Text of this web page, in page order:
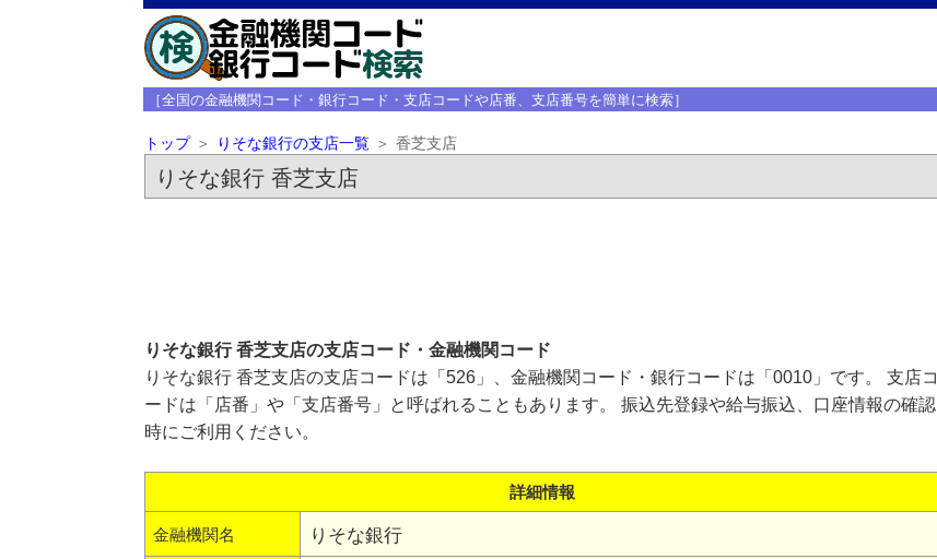
［全国の金融機関コード・銀行コード・支店コードや店番、支店番号を簡単に検索］
トップ りそな銀行の支店一覧 香芝支店
りそな銀行 香芝支店
りそな銀行 香芝支店の支店コード・金融機関コード
りそな銀行 香芝支店の支店コードは「526」、金融機関コード・銀行コードは「0010」です。 支店コ
ードは「店番」や「支店番号」と呼ばれることもあります。 振込先登録や給与振込、口座情報の確認
時にご利用ください。
詳細情報
金融機関名 りそな銀行